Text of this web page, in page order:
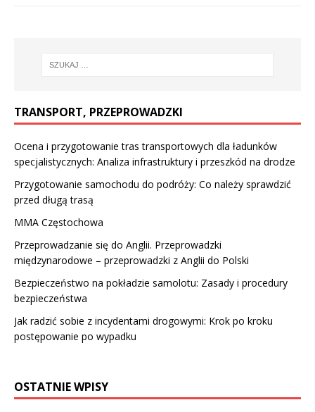
TRANSPORT, PRZEPROWADZKI
Ocena i przygotowanie tras transportowych dla ładunków
specjalistycznych: Analiza infrastruktury i przeszkód na drodze
Przygotowanie samochodu do podróży: Co należy sprawdzić
przed długą trasą
MMA Częstochowa
Przeprowadzanie się do Anglii. Przeprowadzki
międzynarodowe – przeprowadzki z Anglii do Polski
Bezpieczeństwo na pokładzie samolotu: Zasady i procedury
bezpieczeństwa
Jak radzić sobie z incydentami drogowymi: Krok po kroku
postępowanie po wypadku
OSTATNIE WPISY